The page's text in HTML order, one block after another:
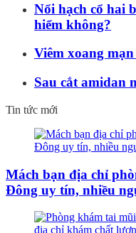
Nổi hạch cổ hai
hiểm không?
Viêm xoang
Sau cắt amidan
Tin tức mới
Mách bạn địa chỉ
Đông uy tín, nhiều